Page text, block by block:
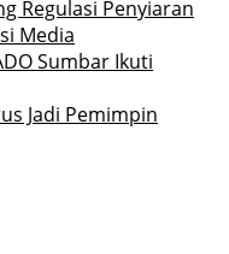
Regulasi Penyiaran
Media
Sumbar Ikuti
Jadi Pemimpin